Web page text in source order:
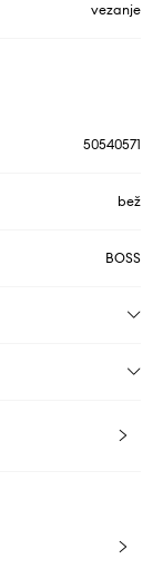
vezanje
50540571
bež
BOSS